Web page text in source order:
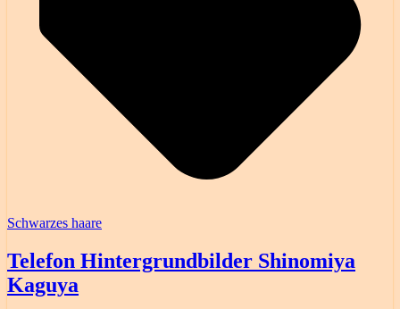
Schwarzes haare
Telefon Hintergrundbilder Shinomiya
Kaguya